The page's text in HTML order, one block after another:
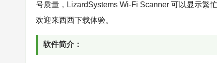
号质量，LizardSystems Wi-Fi Scanner 可以显示繁
欢迎来西西下载体验。
软件简介：